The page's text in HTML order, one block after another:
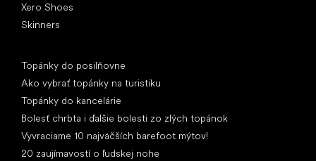
Xero Shoes
Skinners
Topánky do posilňovne
Ako vybrať topánky na turistiku
Topánky do kancelárie
Bolesť chrbta i ďalšie bolesti zo zlých topánok
Vyvraciame 10 najväčších barefoot mýtov!
20 zaujímavostí o ľudskej nohe